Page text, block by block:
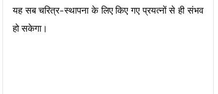
यह सब चरित्र-स्थापना के लिए किए गए प्रयत्नों से ही संभव
हो सकेगा।